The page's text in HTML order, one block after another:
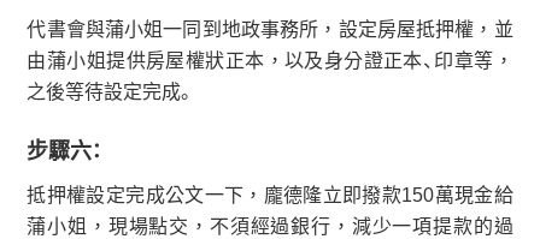
代書會與蒲小姐一同到地政事務所，設定房屋抵押權，並
由蒲小姐提供房屋權狀正本，以及身分證正本、印章等，
之後等待設定完成。
步驟六：
抵押權設定完成公文一下，龐德隆立即撥款150萬現金給
蒲小姐，現場點交，不須經過銀行，減少一項提款的過